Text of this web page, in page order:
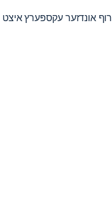
רוף אונדזער עקספּערץ איצט